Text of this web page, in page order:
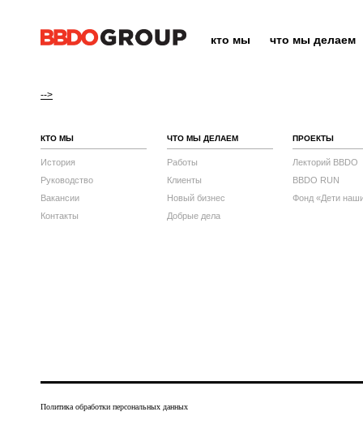
кто мы что мы делаем
-->
КТО МЫ
История
Руководство
Вакансии
Контакты
ЧТО МЫ ДЕЛАЕМ
Работы
Клиенты
Новый бизнес
Добрые дела
ПРОЕКТЫ
Лекторий BBDO
BBDO RUN
Фонд «Дети
Политика обработки персональных данных